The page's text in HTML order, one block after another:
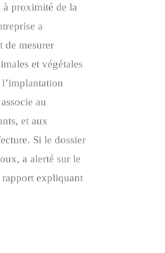
à proximité de la
a
de mesurer
et végétales
au
et aux
Si le dossier
a alerté sur le
rapport expliquant